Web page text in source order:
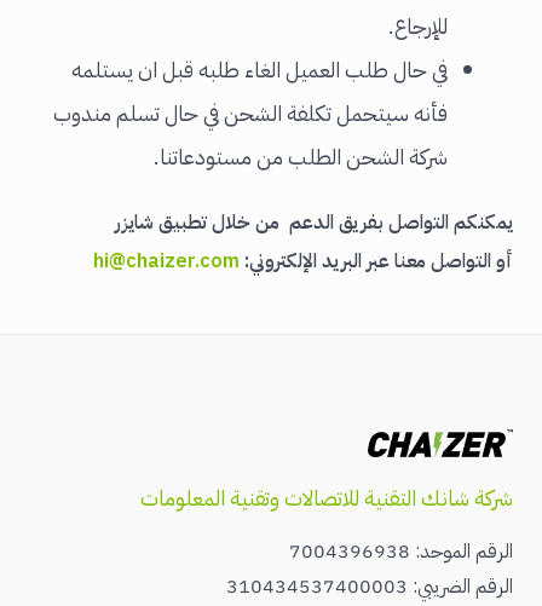
للإرجاع.
في حال طلب العميل الغاء طلبه قبل ان يستلمه
فأنه سيتحمل تكلفة الشحن في حال تسلم مندوب
شركة الشحن الطلب من مستودعاتنا.
يمكنكم التواصل بفريق الدعم من خلال تطبيق شايزر
أو التواصل معنا عبر البريد الإلكتروني: hi@chaizer.com
شركة شانك التقنية للاتصالات وتقنية المعلومات
الرقم الموحد: 7004396938
الرقم الضريبي: 310434537400003